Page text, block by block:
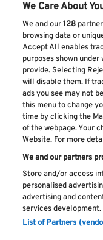
Li e aceito os
We Care About
We and our128
browsing data or
Accept All enables
purposes shown
provide. Selecting
will disable them. If
ads you see may not
this menu to change
time by clicking the
of the webpage. Your
Website. For more
We and our partners
Store and/or access
personalised
advertising and
services development.
List of Partners